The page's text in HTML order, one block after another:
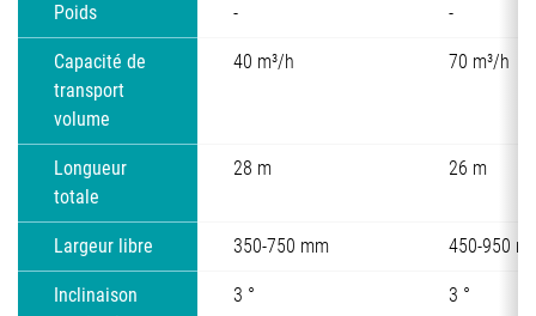
Poids - -
Capacité de
transport
volume
40 m³/h 70 m³/h
Longueur
totale
28 m 26 m
Largeur libre 350-750 mm 450-950
Inclinaison
3 ° 3 °